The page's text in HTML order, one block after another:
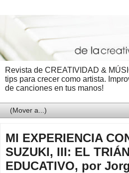
Revista de CREATIVIDAD &
tips para crecer como artista.
de canciones en tus manos!
MI EXPERIENCIA
SUZUKI, III: EL
EDUCATIVO, por